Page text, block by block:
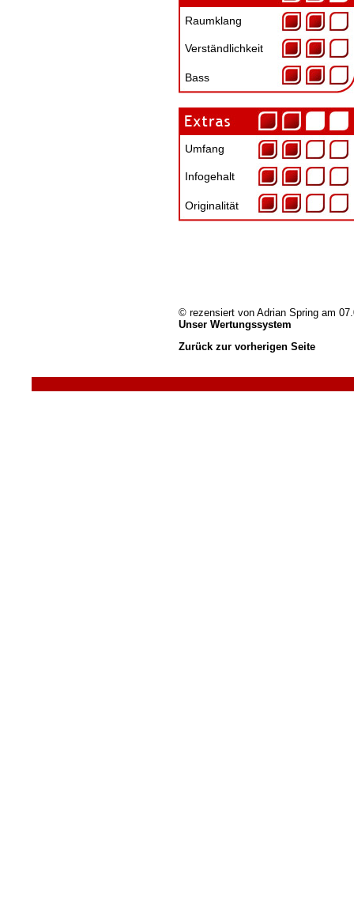
Raumklang
Verständlichkeit
Bass
Umfang
Infogehalt
Originalität
© rezensiert von Adrian Spring am
Unser Wertungssystem
Zurück zur vorherigen Seite